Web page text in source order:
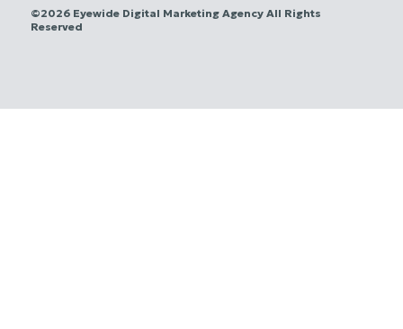
©2026 Eyewide Digital Marketing Agency All Rights
Reserved